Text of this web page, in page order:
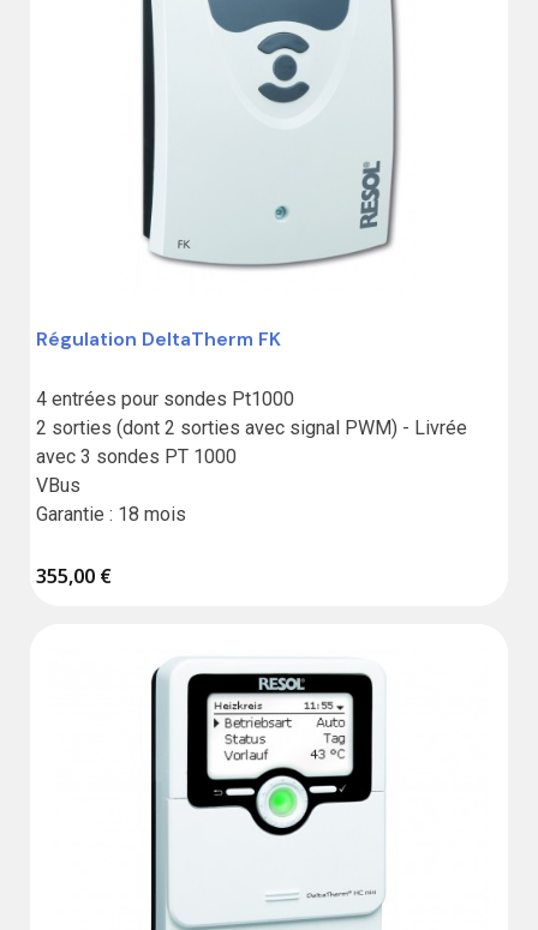
Régulation DeltaTherm FK
4 entrées pour sondes Pt1000
2 sorties (dont 2 sorties avec signal PWM) - Livrée
avec 3 sondes PT 1000
VBus
Garantie : 18 mois
355,00 €